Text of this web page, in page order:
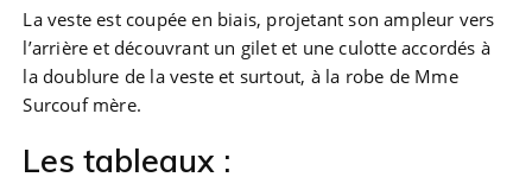
La veste est coupée en biais, projetant son ampleur vers
l’arrière et découvrant un gilet et une culotte accordés à
la doublure de la veste et surtout, à la robe de Mme
Surcouf mère.
Les tableaux :